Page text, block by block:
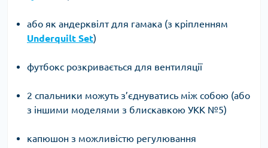
або як андерквілт для гамака (з кріпленням
Underquilt Set)
футбокс розкривається для вентиляції
2 спальники можуть з’єднуватись між собою (або
з іншими моделями з блискавкою УКК №5)
капюшон з можливістю регулювання